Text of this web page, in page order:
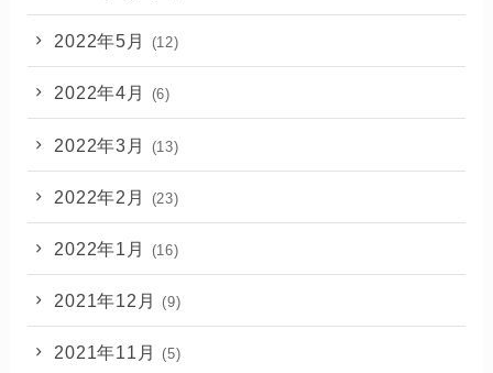
2022年5月 (12)
2022年4月 (6)
2022年3月 (13)
2022年2月 (23)
2022年1月 (16)
2021年12月 (9)
2021年11月 (5)